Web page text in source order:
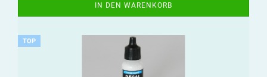
IN DEN WARENKORB
TOP